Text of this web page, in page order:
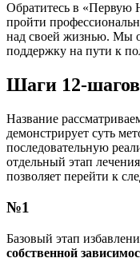
Обратитесь в «Первую
пройти
над своей жизнью. Мы
поддержку на пути к
Шаги 12-
Название
демонстрирует суть
последовательную
отдельный этап
позволяет перейти к
№1
Базовый этап
собственной